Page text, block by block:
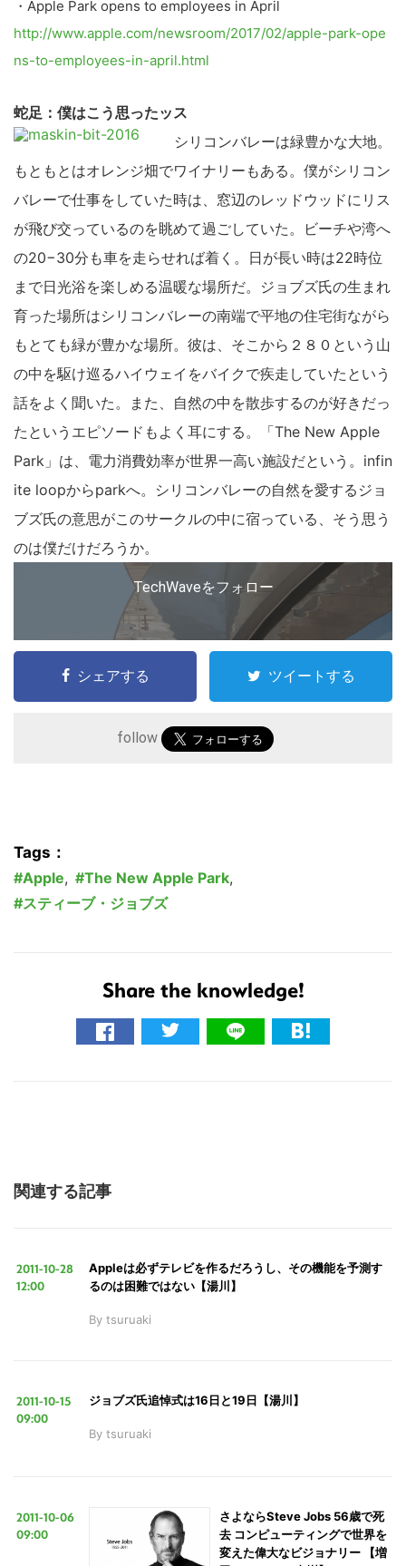
・Apple Park opens to employees in April
http://www.apple.com/newsroom/2017/02/apple-park-ope
ns-to-employees-in-april.html
蛇足：僕はこう思ったッス
シリコンバレーは緑豊かな大地。
もともとはオレンジ畑でワイナリーもある。僕がシリコン
バレーで仕事をしていた時は、窓辺のレッドウッドにリス
が飛び交っているのを眺めて過ごしていた。ビーチや湾へ
の20−30分も車を走らせれば着く。日が長い時は22時位
まで日光浴を楽しめる温暖な場所だ。ジョブズ氏の生まれ
育った場所はシリコンバレーの南端で平地の住宅街ながら
もとても緑が豊かな場所。彼は、そこから２８０という山
の中を駆け巡るハイウェイをバイクで疾走していたという
話をよく聞いた。また、自然の中を散歩するのが好きだっ
たというエピソードもよく耳にする。「The New Apple
Park」は、電力消費効率が世界一高い施設だという。infin
ite loopからparkへ。シリコンバレーの自然を愛するジョ
ブズ氏の意思がこのサークルの中に宿っている、そう思う
のは僕だけだろうか。
TechWaveをフォロー
シェアする ツイートする
follow
Tags：
Apple, The New Apple Park,
スティーブ・ジョブズ
Share the knowledge!
関連する記事
2011-10-28
12:00
Appleは必ずテレビを作るだろうし、その機能を予測す
るのは困難ではない【湯川】
By tsuruaki
2011-10-15
09:00
ジョブズ氏追悼式は16日と19日【湯川】
By tsuruaki
2011-10-06
09:00
さよならSteve Jobs 56歳で死
去 コンピューティングで世界を
変えた偉大なビジョナリー 【増